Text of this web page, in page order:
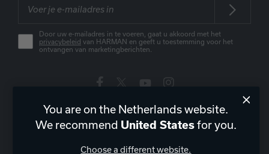
Door uw e-mailadres in te voeren, gaat u akkoord met het
privacybeleid van HARMAN en geeft u toestemming voor het
ontvangen van marketingberichten.
Nederland| NL
You are on the Netherlands website.
We recommend United Statesfor you.
Choose a different website.